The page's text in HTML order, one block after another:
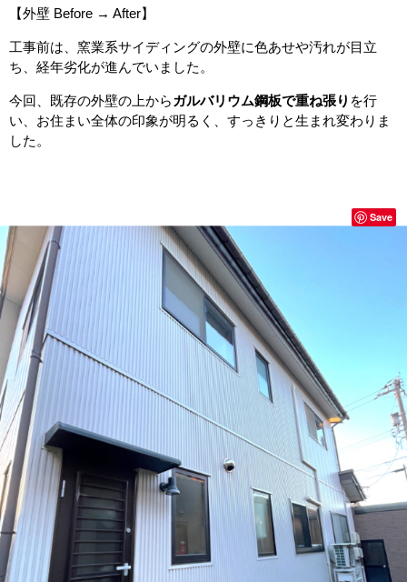
【外壁 Before → After】
工事前は、窯業系サイディングの外壁に色あせや汚れが目立
ち、経年劣化が進んでいました。
今回、既存の外壁の上からガルバリウム鋼板で重ね張り を行
い、お住まい全体の印象が明るく、すっきりと生まれ変わりま
した。
Save